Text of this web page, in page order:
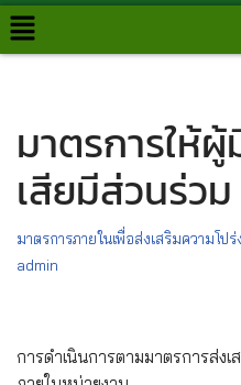
Skip
มาตรการให้
เสียมีส่วนร่วม
มาตรการภายในเพื่อส่งเสริมความโป
admin
การดำเนินการตามมาตรการส่ง